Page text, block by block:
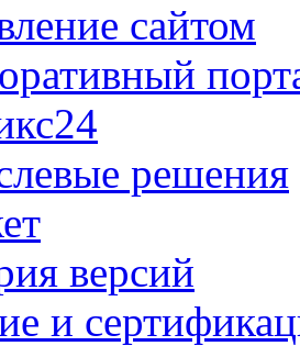
сайтом
решения
версий
и